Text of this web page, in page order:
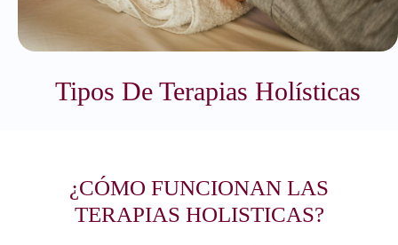
Tipos De Terapias Holísticas
¿CÓMO FUNCIONAN LAS
TERAPIAS HOLISTICAS?